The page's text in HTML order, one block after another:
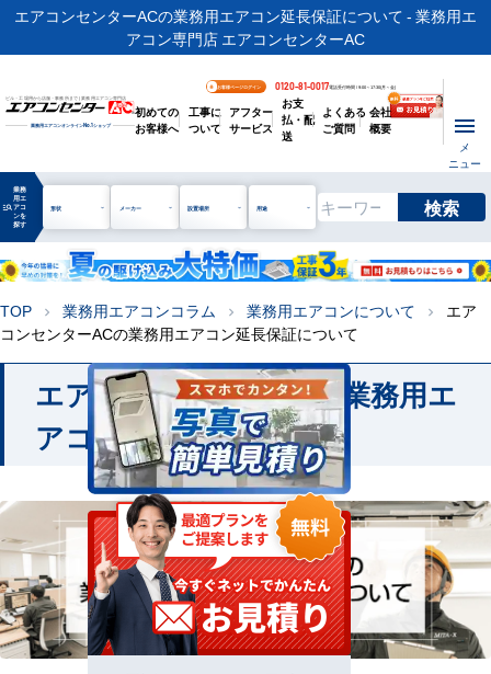
エアコンセンターACの業務用エアコン延長保証について - 業務用エ
アコン専門店 エアコンセンターAC
ビル・工場用から店舗・事務所まで | 業務用エアコン専門店
業務用エアコンオンラインNo.1ショップ
お客様ページログイン 0120-81-0017電話受付時間 / 9:00～17:30(月～金)
初めての
お客様へ
工事に
ついて
アフター
サービス
お支
払・配
送
よくある
ご質問
会社
概要
メ
ニュー
manage_search
業務
用エ
アコ
ンを
探す
形状 メーカー 設置場所 用途 検索
TOP chevron_right 業務用エアコンコラム chevron_right 業務用エアコンについて chevron_right
エア
コンセンターACの業務用エアコン延長保証について
エアコンセンターACの業務用エ
アコンコラム